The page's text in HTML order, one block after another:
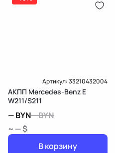
Карта рассрочки онлайн
Артикул:33210432004
АКПП Mercedes-Benz E
W211/S211
—BYN—BYN
~ — $
В корзину